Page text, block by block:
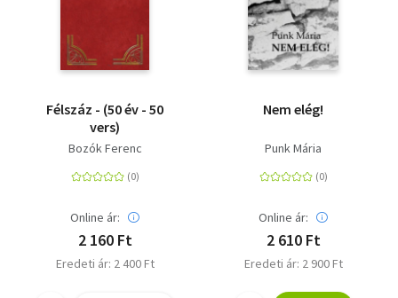
Félszáz - (50 év - 50
vers)
Bozók Ferenc
Online ár:
2 160 Ft
Eredeti ár: 2 400 Ft
Nem elég!
Punk Mária
Online ár:
2 610 Ft
Eredeti ár: 2 900 Ft